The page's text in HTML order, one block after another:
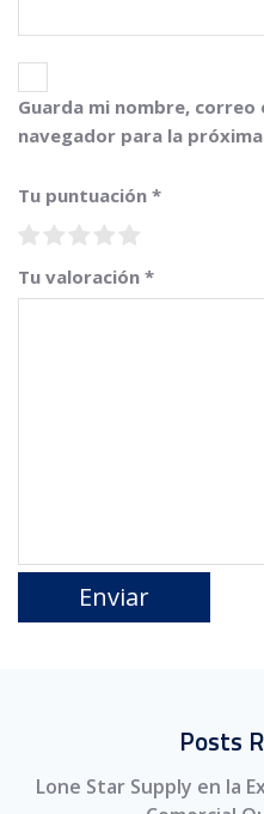
Guarda mi nombre,
navegador para la
Tu puntuación *
Tu valoración *
Posts
Lone Star Supply en la